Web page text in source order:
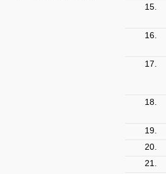
15.
16.
17.
18.
19.
20.
21.